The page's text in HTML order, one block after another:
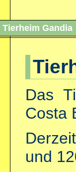
Das
Costa
und